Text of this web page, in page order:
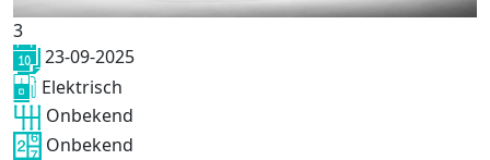
3
23-09-2025
Elektrisch
Onbekend
Onbekend